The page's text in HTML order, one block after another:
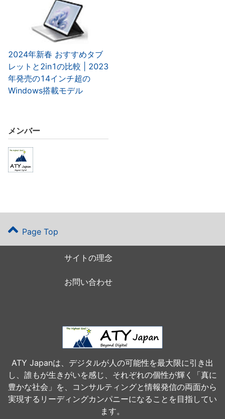
2024年新春 おすすめタブ
レットと2in1の比較 | 2023
年発売の14インチ超の
Windows搭載モデル
メンバー
Page Top
サイトの理念
お問い合わせ
ATY Japanは、デジタルが人の可能性を最大限に引き出
し、誰もが生きがいを感じ、それぞれの個性が輝く「真に
豊かな社会」を、コンサルティングと情報発信の両面から
実現するリーディングカンパニーになることを目指してい
ます。